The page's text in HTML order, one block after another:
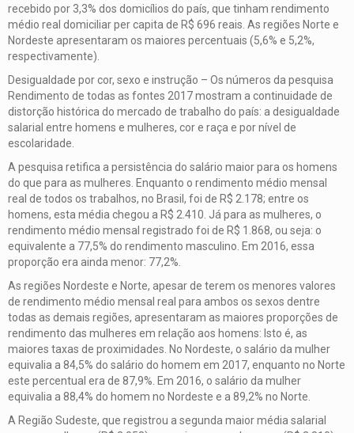
recebido por 3,3% dos domicílios do país, que tinham rendimento
médio real domiciliar per capita de R$ 696 reais. As regiões Norte e
Nordeste apresentaram os maiores percentuais (5,6% e 5,2%,
respectivamente).
Desigualdade por cor, sexo e instrução – Os números da pesquisa
Rendimento de todas as fontes 2017 mostram a continuidade de
distorção histórica do mercado de trabalho do país: a desigualdade
salarial entre homens e mulheres, cor e raça e por nível de
escolaridade.
A pesquisa retifica a persistência do salário maior para os homens
do que para as mulheres. Enquanto o rendimento médio mensal
real de todos os trabalhos, no Brasil, foi de R$ 2.178; entre os
homens, esta média chegou a R$ 2.410. Já para as mulheres, o
rendimento médio mensal registrado foi de R$ 1.868, ou seja: o
equivalente a 77,5% do rendimento masculino. Em 2016, essa
proporção era ainda menor: 77,2%.
As regiões Nordeste e Norte, apesar de terem os menores valores
de rendimento médio mensal real para ambos os sexos dentre
todas as demais regiões, apresentaram as maiores proporções de
rendimento das mulheres em relação aos homens: Isto é, as
maiores taxas de proximidades. No Nordeste, o salário da mulher
equivalia a 84,5% do salário do homem em 2017, enquanto no Norte
este percentual era de 87,9%. Em 2016, o salário da mulher
equivalia a 88,4% do homem no Nordeste e a 89,2% no Norte.
A Região Sudeste, que registrou a segunda maior média salarial